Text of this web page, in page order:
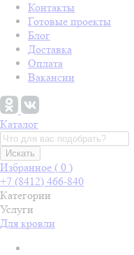
Контакты
Готовые проекты
Блог
Доставка
Оплата
Вакансии
Каталог
Искать
Избранное ( 0 )
+7 (8412) 466-840
Категории
Услуги
Для кровли